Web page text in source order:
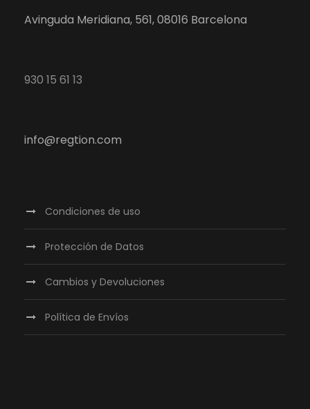
Avinguda Meridiana, 561, 08016 Barcelona
930 15 61 13
info@regtion.com
Condiciones de uso
Protección de Datos
Cambios y Devoluciones
Política de Envíos